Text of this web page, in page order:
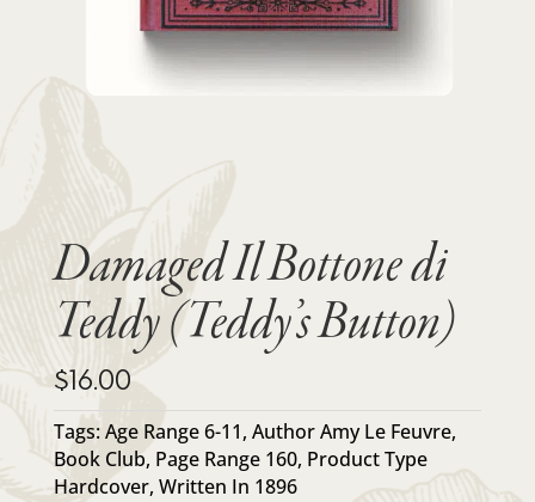
Damaged Il Bottone di
Teddy (Teddy’s Button)
$16.00
Tags:Age Range 6-11, Author Amy Le Feuvre,
Book Club, Page Range 160, Product Type
Hardcover, Written In 1896